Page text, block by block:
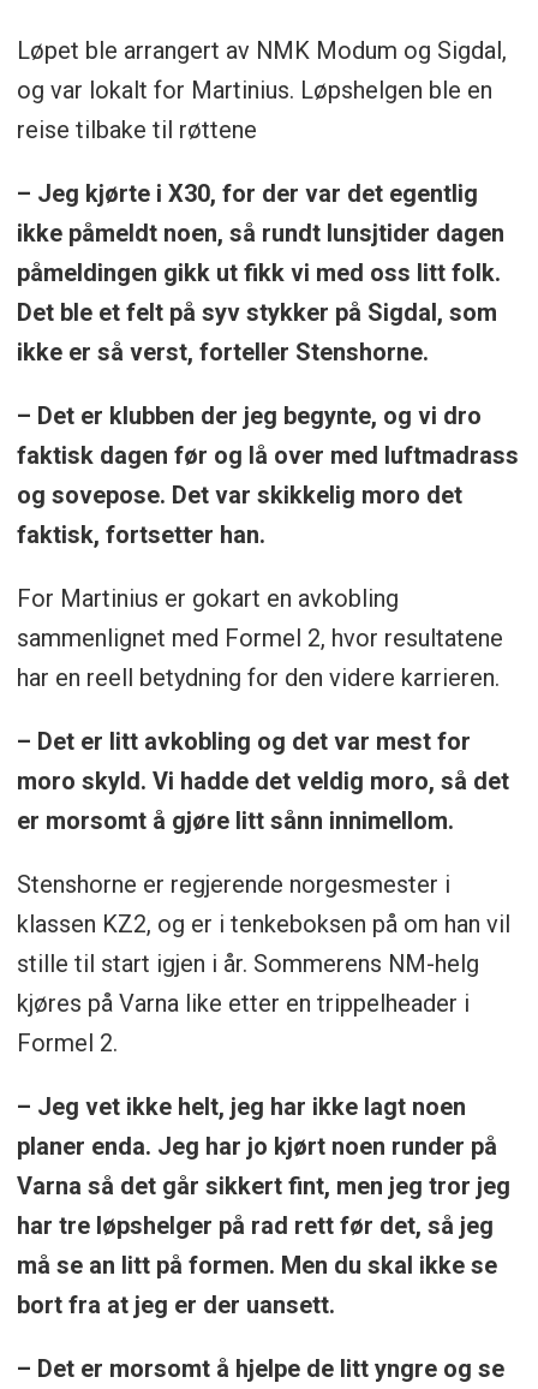
Løpet ble arrangert av NMK Modum og Sigdal,
og var lokalt for Martinius. Løpshelgen ble en
reise tilbake til røttene
– Jeg kjørte i X30, for der var det egentlig
ikke påmeldt noen, så rundt lunsjtider dagen
påmeldingen gikk ut fikk vi med oss litt folk.
Det ble et felt på syv stykker på Sigdal, som
ikke er så verst, forteller Stenshorne.
– Det er klubben der jeg begynte, og vi dro
faktisk dagen før og lå over med luftmadrass
og sovepose. Det var skikkelig moro det
faktisk, fortsetter han.
For Martinius er gokart en avkobling
sammenlignet med Formel 2, hvor resultatene
har en reell betydning for den videre karrieren.
– Det er litt avkobling og det var mest for
moro skyld. Vi hadde det veldig moro, så det
er morsomt å gjøre litt sånn innimellom.
Stenshorne er regjerende norgesmester i
klassen KZ2, og er i tenkeboksen på om han vil
stille til start igjen i år. Sommerens NM-helg
kjøres på Varna like etter en trippelheader i
Formel 2.
– Jeg vet ikke helt, jeg har ikke lagt noen
planer enda. Jeg har jo kjørt noen runder på
Varna så det går sikkert fint, men jeg tror jeg
har tre løpshelger på rad rett før det, så jeg
må se an litt på formen. Men du skal ikke se
bort fra at jeg er der uansett.
– Det er morsomt å hjelpe de litt yngre og se